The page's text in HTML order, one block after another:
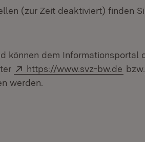
(zur Zeit deaktiviert) finden
können dem Informationsportal
Extern:
https://www.svz-bw.de bzw.
Fenster)
werden.